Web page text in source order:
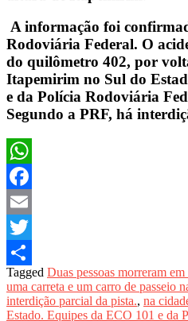
A informação foi
Rodoviária Federal. O
do quilômetro 402, por
Itapemirim no Sul do
e da Polícia Rodoviária
Segundo a PRF, há
WhatsApp
Facebook
Email
Twitter
Share
Tagged Duas pessoas morreram
uma carreta e um carro de passeio
interdição parcial da pista., na
Estado. Equipes da ECO 101 e da